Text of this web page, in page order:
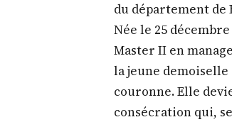
du département de
Née le 25
Master II en
la jeune demoiselle
couronne. Elle
consécration qui,